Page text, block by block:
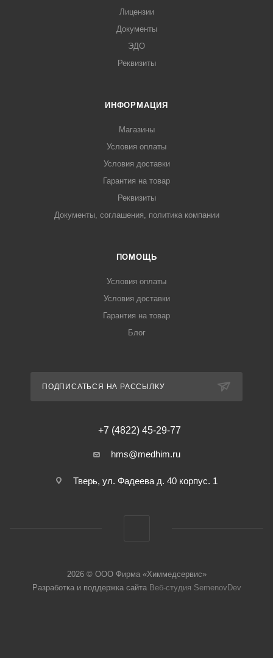
Лицензии
Документы
ЭДО
Реквизиты
ИНФОРМАЦИЯ
Магазины
Условия оплаты
Условия доставки
Гарантия на товар
Реквизиты
Документы, соглашения, политика компании
ПОМОЩЬ
Условия оплаты
Условия доставки
Гарантия на товар
Блог
ПОДПИСАТЬСЯ НА РАССЫЛКУ
+7 (4822) 45-29-77
hms@medhim.ru
Тверь, ул. Фадеева д. 40 корпус. 1
2026 © ООО Фирма «Химмедсервис»
Разработка и поддержка сайта Веб-студия SemenovDev